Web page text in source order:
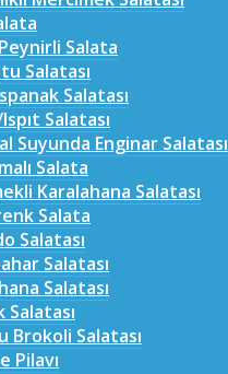
Salata
Salatası
Salatası
Salatası
Suyunda Enginar Salatası
Salata
Karalahana Salatası
Salata
Salatası
Salatası
Salatası
Salatası
Brokoli Salatası
Pilavı